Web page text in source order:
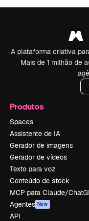
A plataforma criativa
Mais de 1 milhão de
Produtos
Spaces
Assistente de IA
Gerador de imagens
Gerador de vídeos
Texto para voz
Conteúdo de stock
MCP para Claude/
Agentes New
API